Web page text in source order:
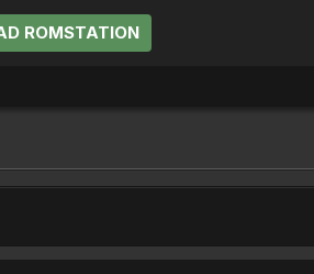
ROMSTATION